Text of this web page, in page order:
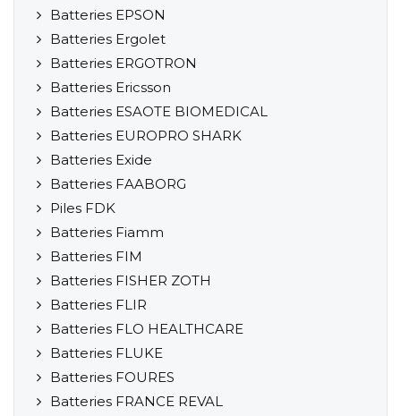
Batteries EPSON
Batteries Ergolet
Batteries ERGOTRON
Batteries Ericsson
Batteries ESAOTE BIOMEDICAL
Batteries EUROPRO SHARK
Batteries Exide
Batteries FAABORG
Piles FDK
Batteries Fiamm
Batteries FIM
Batteries FISHER ZOTH
Batteries FLIR
Batteries FLO HEALTHCARE
Batteries FLUKE
Batteries FOURES
Batteries FRANCE REVAL